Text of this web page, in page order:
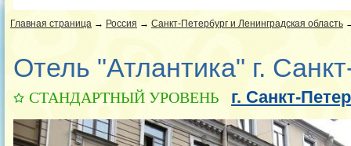
Главная страница → Россия → Санкт-Петербург и Ленинградская область
Отель "Атлантика" г.
СТАНДАРТНЫЙ УРОВЕНЬ г. Санкт-